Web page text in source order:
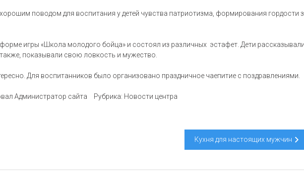
поводом для воспитания у детей чувства патриотизма, формирования гордости
игры «Школа молодого бойца» и состоял из различных эстафет. Дети
показывали свою ловкость и мужество.
Для воспитанников было организовано праздничное чаепитие с поздравлениями.
Администратор сайта Рубрика: Новости центра
Кухня для настоящих мужчин